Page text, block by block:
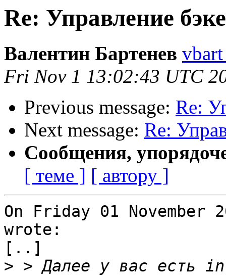
Re: Управление
Валентин Бартенев
Fri Nov 1 13:02:43 UTC
Previous message: Re:
Next message: Re:
Сообщения,
[ теме ] [ автору ]
On Friday 01 November
wrote:
[..]
> > Далее у вас есть